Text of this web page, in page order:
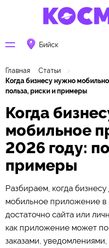
Бийск
Главная
Статьи
Когда бизнесу нужно
польза, риски и примеры
Когда
мобильное
2026 году:
примеры
Разбираем, когда
мобильное приложение в
достаточно сайта или
как приложение может
заказами,